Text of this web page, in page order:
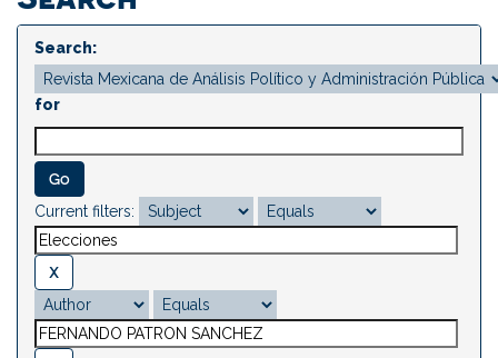
Search:
for
Current filters: